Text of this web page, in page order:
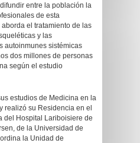
entre la población la
de esta
el tratamiento de las
y las
autoinmunes sistémicas
dos millones de personas
según el estudio
estudios de Medicina en la
realizó su Residencia en el
del Hospital Lariboisiere de
de la Universidad de
la Unidad de